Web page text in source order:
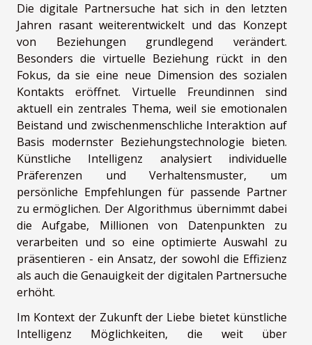
Die digitale Partnersuche hat sich in den letzten
Jahren rasant weiterentwickelt und das Konzept
von Beziehungen grundlegend verändert.
Besonders die virtuelle Beziehung rückt in den
Fokus, da sie eine neue Dimension des sozialen
Kontakts eröffnet. Virtuelle Freundinnen sind
aktuell ein zentrales Thema, weil sie emotionalen
Beistand und zwischenmenschliche Interaktion auf
Basis modernster Beziehungstechnologie bieten.
Künstliche Intelligenz analysiert individuelle
Präferenzen und Verhaltensmuster, um
persönliche Empfehlungen für passende Partner
zu ermöglichen. Der Algorithmus übernimmt dabei
die Aufgabe, Millionen von Datenpunkten zu
verarbeiten und so eine optimierte Auswahl zu
präsentieren - ein Ansatz, der sowohl die Effizienz
als auch die Genauigkeit der digitalen Partnersuche
erhöht.
Im Kontext der Zukunft der Liebe bietet künstliche
Intelligenz Möglichkeiten, die weit über